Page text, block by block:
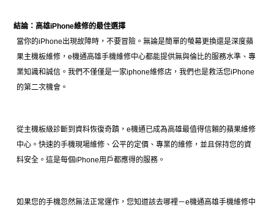
結論：高雄iPhone維修的最佳選擇
當你的iPhone出現故障時，不要冒險。無論是簡單的螢幕更換還是深度蘋
果主機板維修，e機通高雄手機維修中心都能提供無與倫比的服務水準、專
業知識和誠信。我們不僅僅是一家iphone維修店，我們也是救活您iPhone
的第二次機會。
從主機板級診斷到資料恢復奇蹟，e機通已成為高雄最值得信賴的蘋果維修
中心。快速的手機現場維修、公平的定價、專業的維修，並且保持您的資
料安全。這是每個iPhone用戶都應得的服務。
如果您的手機忽然無法正常運作，您知道該去哪裡－e機通高雄手機維修中